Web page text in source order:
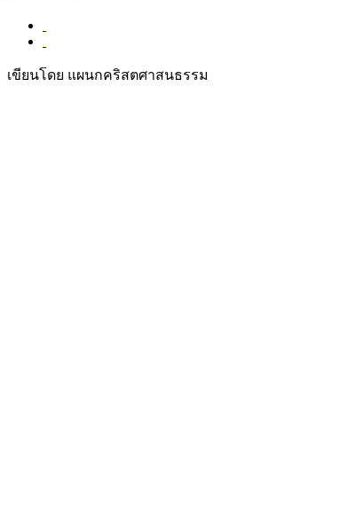
เขียนโดย แผนกคริสตศาสนธรรม